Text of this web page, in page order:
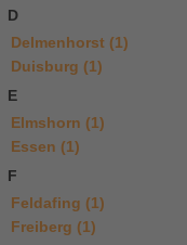
D
Delmenhorst (1)
Duisburg (1)
E
Elmshorn (1)
Essen (1)
F
Feldafing (1)
Freiberg (1)